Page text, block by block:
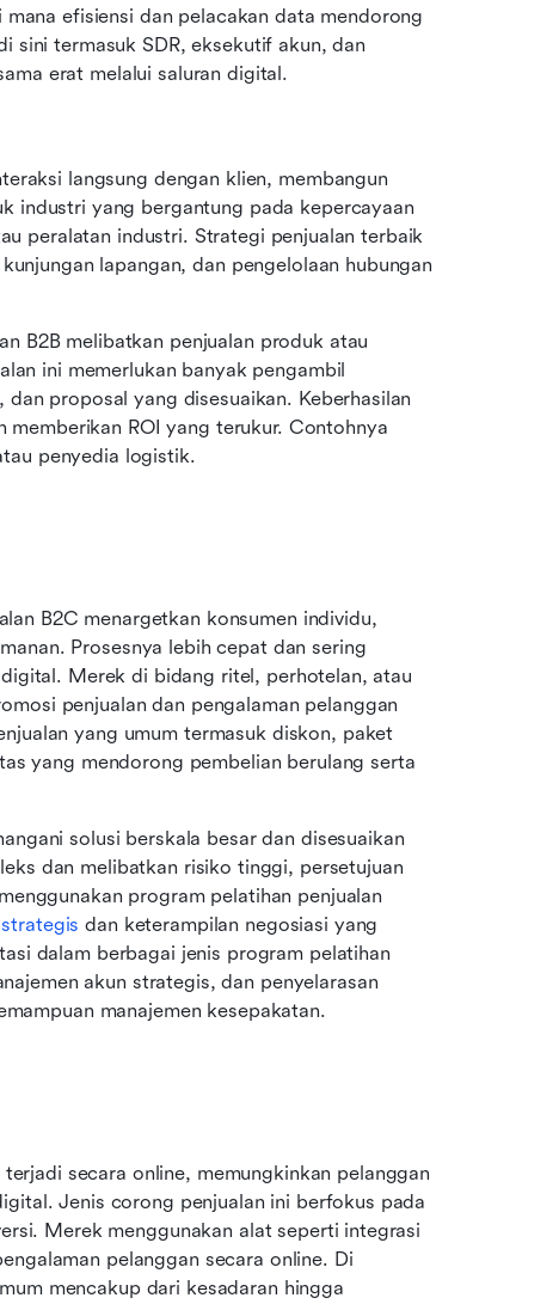
efisiensi dan pelacakan data mendorong
sini termasuk SDR, eksekutif akun, dan
erat melalui saluran digital.
langsung dengan klien, membangun
industri yang bergantung pada kepercayaan
peralatan industri. Strategi penjualan terbaik
lapangan, dan pengelolaan hubungan
B2B melibatkan penjualan produk atau
ini memerlukan banyak pengambil
proposal yang disesuaikan. Keberhasilan
ROI yang terukur. Contohnya
penyedia logistik.
B2C menargetkan konsumen individu,
Prosesnya lebih cepat dan sering
Merek di bidang ritel, perhotelan, atau
penjualan dan pengalaman pelanggan
yang umum termasuk diskon, paket
yang mendorong pembelian berulang serta
solusi berskala besar dan disesuaikan
dan melibatkan risiko tinggi, persetujuan
program pelatihan penjualan
dan keterampilan negosiasi yang
dalam berbagai jenis program pelatihan
akun strategis, dan penyelarasan
manajemen kesepakatan.
terjadi secara online, memungkinkan pelanggan
Jenis corong penjualan ini berfokus pada
Merek menggunakan alat seperti integrasi
pelanggan secara online. Di
mencakup dari kesadaran hingga